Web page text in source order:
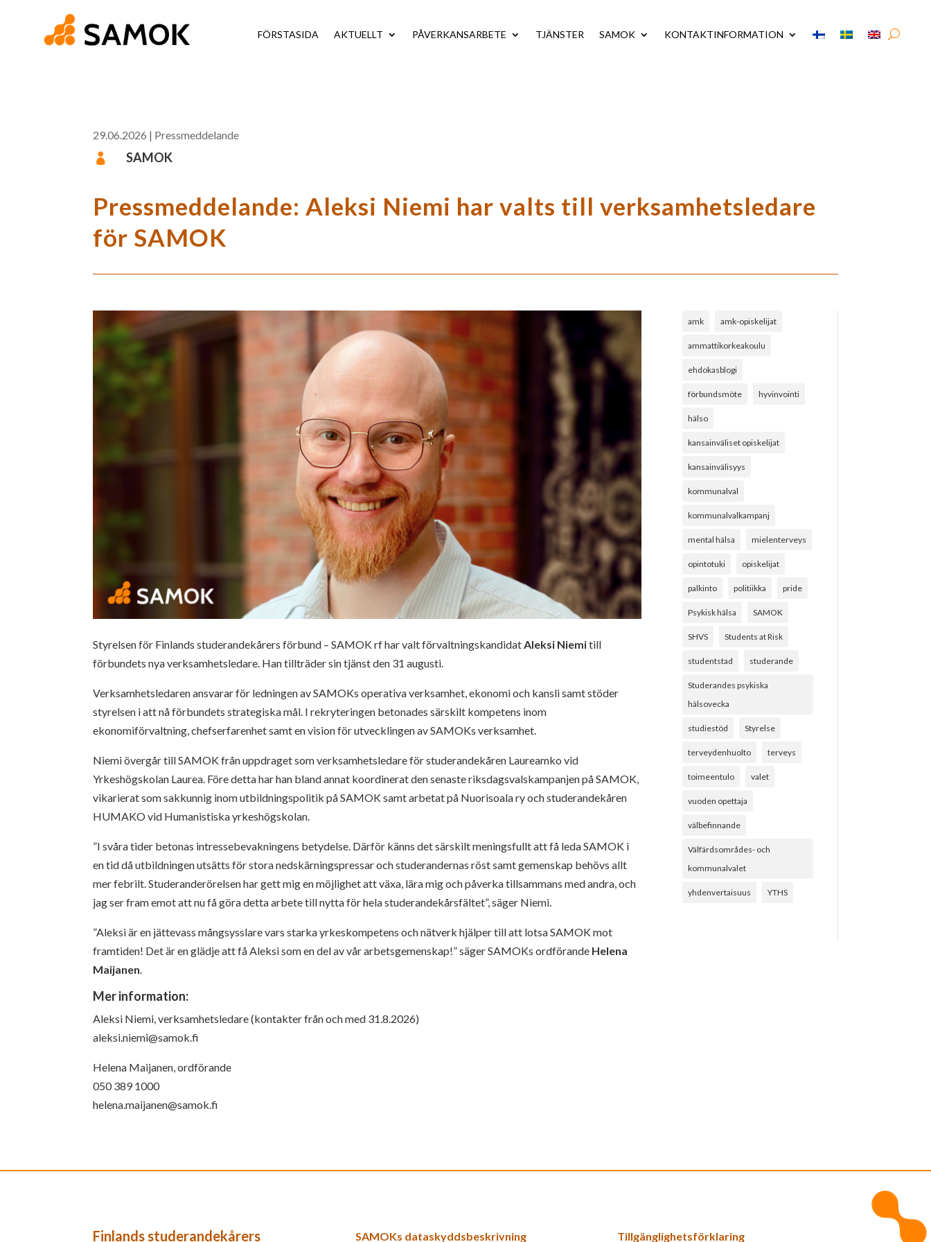
FÖRSTASIDA AKTUELLT PÅVERKANSARBETE TJÄNSTER SAMOK KONTAKTINFORMATION
29.06.2026 | Pressmeddelande
 SAMOK
Pressmeddelande: Aleksi Niemi har valts till verksamhetsledare
för SAMOK
Styrelsen för Finlands studerandekårers förbund – SAMOK rf har valt förvaltningskandidatAleksi Niemitill
förbundets nya verksamhetsledare. Han tillträder sin tjänst den 31 augusti.
Verksamhetsledaren ansvarar för ledningen av SAMOKs operativa verksamhet, ekonomi och kansli samt stöder
styrelsen i att nå förbundets strategiska mål. I rekryteringen betonades särskilt kompetens inom
ekonomiförvaltning, chefserfarenhet samt en vision för utvecklingen av SAMOKs verksamhet.
Niemi övergår till SAMOK från uppdraget som verksamhetsledare för studerandekåren Laureamko vid
Yrkeshögskolan Laurea. Före detta har han bland annat koordinerat den senaste riksdagsvalskampanjen på SAMOK,
vikarierat som sakkunnig inom utbildningspolitik på SAMOK samt arbetat på Nuorisoala ry och studerandekåren
HUMAKO vid Humanistiska yrkeshögskolan.
”I svåra tider betonas intressebevakningens betydelse. Därför känns det särskilt meningsfullt att få leda SAMOK i
en tid då utbildningen utsätts för stora nedskärningspressar och studerandernas röst samt gemenskap behövs allt
mer febrilt. Studeranderörelsen har gett mig en möjlighet att växa, lära mig och påverka tillsammans med andra, och
jag ser fram emot att nu få göra detta arbete till nytta för hela studerandekårsfältet”, säger Niemi.
”Aleksi är en jättevass mångsysslare vars starka yrkeskompetens och nätverk hjälper till att lotsa SAMOK mot
framtiden! Det är en glädje att få Aleksi som en del av vår arbetsgemenskap!” säger SAMOKs ordförande Helena
Maijanen.
Mer information:
Aleksi Niemi, verksamhetsledare (kontakter från och med 31.8.2026)
aleksi.niemi@samok.fi
Helena Maijanen, ordförande
050 389 1000
helena.maijanen@samok.fi
amk amk-opiskelijat
ammattikorkeakoulu
ehdokasblogi
förbundsmöte hyvinvointi
hälso
kansainväliset opiskelijat
kansainvälisyys
kommunalval
kommunalvalkampanj
mental hälsa mielenterveys
opintotuki opiskelijat
palkinto politiikka pride
Psykisk hälsa SAMOK
SHVS Students at Risk
studentstad studerande
Studerandes psykiska
hälsovecka
studiestöd Styrelse
terveydenhuolto terveys
toimeentulo valet
vuoden opettaja
välbefinnande
Välfärdsområdes- och
kommunalvalet
yhdenvertaisuus YTHS
Finlands studerandekårers SAMOKs dataskyddsbeskrivning Tillgänglighetsförklaring